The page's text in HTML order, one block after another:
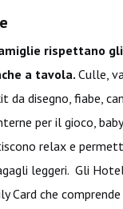
rispettano
a tavola.Culle,
da disegno, fiabe,
per il gioco,
relax e
leggeri. Gli
Card che